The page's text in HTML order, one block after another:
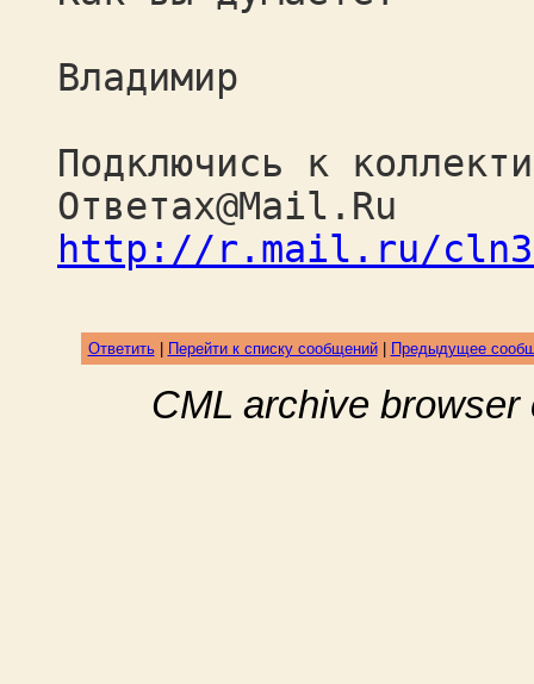
Владимир
Подключись к
Ответах@Mail.Ru
http://r.mail.ru/
Ответить| Перейти к списку сообщений| Предыдущее
CML archive